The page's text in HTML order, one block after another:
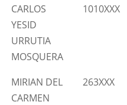
CARLOS
YESID
URRUTIA
MOSQUERA
1010XXX
MIRIAN DEL
CARMEN
263XXX